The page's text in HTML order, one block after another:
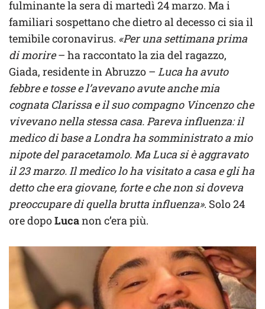
fulminante la sera di martedì 24 marzo. Ma i
familiari sospettano che dietro al decesso ci sia il
temibile coronavirus. «Per una settimana prima
di morire– ha raccontato la zia del ragazzo,
Giada, residente in Abruzzo – Luca ha avuto
febbre e tosse e l’avevano avute anche mia
cognata Clarissa e il suo compagno Vincenzo che
vivevano nella stessa casa. Pareva influenza: il
medico di base a Londra ha somministrato a mio
nipote del paracetamolo. Ma Luca si è aggravato
il 23 marzo. Il medico lo ha visitato a casa e gli ha
detto che era giovane, forte e che non si doveva
preoccupare di quella brutta influenza». Solo 24
ore dopoLucanon c’era più.